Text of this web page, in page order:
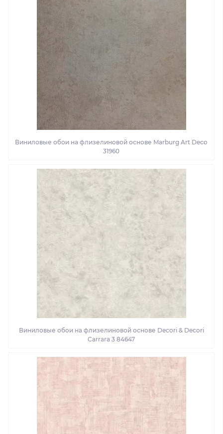
Виниловые обои на флизелиновой основе Marburg Art Deco
31960
Виниловые обои на флизелиновой основе Decori & Decori
Carrara 3 84647